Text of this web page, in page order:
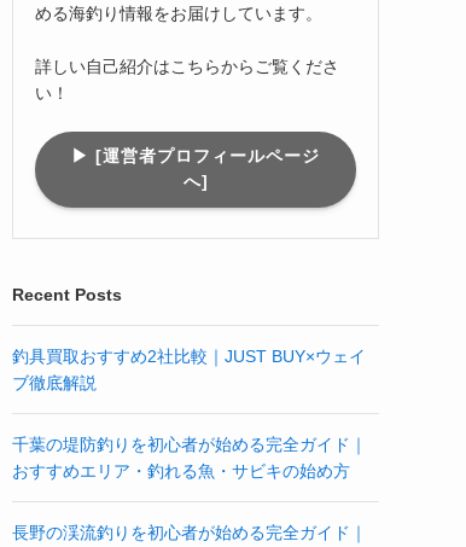
める海釣り情報をお届けしています。
詳しい自己紹介はこちらからご覧くださ
い！
▶︎ [運営者プロフィールページ
へ]
Recent Posts
釣具買取おすすめ2社比較｜JUST BUY×ウェイ
ブ徹底解説
千葉の堤防釣りを初心者が始める完全ガイド｜
おすすめエリア・釣れる魚・サビキの始め方
長野の渓流釣りを初心者が始める完全ガイド｜